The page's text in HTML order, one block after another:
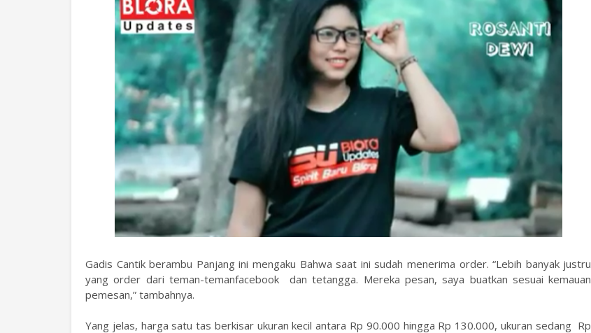
Gadis Cantik berambu Panjang ini mengaku Bahwa saat ini sudah menerima order. “Lebih banyak justru
yang order dari teman-temanfacebook dan tetangga. Mereka pesan, saya buatkan sesuai kemauan
pemesan,” tambahnya.
Yang jelas, harga satu tas berkisar ukuran kecil antara Rp 90.000 hingga Rp 130.000, ukuran sedang Rp